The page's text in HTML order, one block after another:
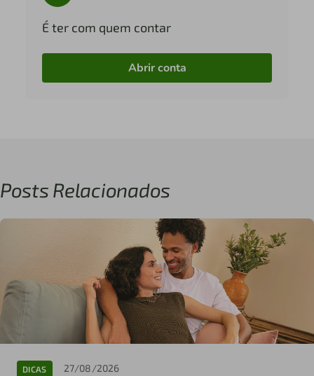
É ter com quem contar
Abrir conta
Posts Relacionados
DICAS 27/08/2026